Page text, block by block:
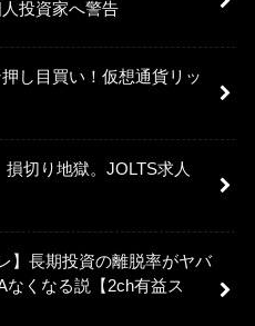
投資家へ警告
し目買い！仮想通貨リッ
損切り地獄。JOLTS求人
】長期投資の離脱率がヤバ
なくなる説【2ch有益ス